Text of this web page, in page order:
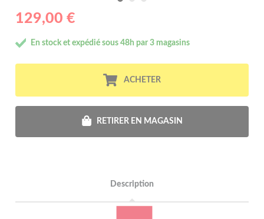
129,00 €
En stock et expédié sous 48h par 3 magasins
ACHETER
RETIRER EN MAGASIN
Description